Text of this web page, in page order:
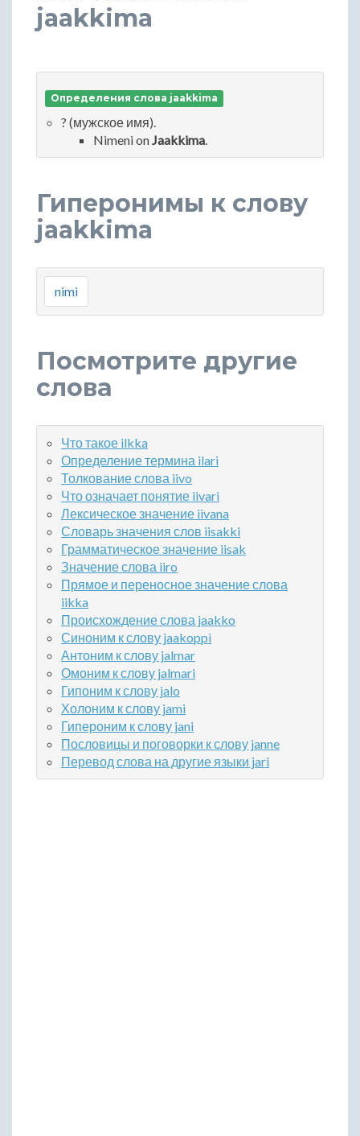
jaakkima
Определения слова jaakkima
? (мужское имя).
Nimeni onJaakkima.
Гиперонимы к слову
jaakkima
nimi
Посмотрите другие
слова
Что такое ilkka
Определение термина ilari
Толкование слова iivo
Что означает понятие iivari
Лексическое значение iivana
Словарь значения слов iisakki
Грамматическое значение iisak
Значение слова iiro
Прямое и переносное значение слова
iikka
Происхождение слова jaakko
Синоним к слову jaakoppi
Антоним к слову jalmar
Омоним к слову jalmari
Гипоним к слову jalo
Холоним к слову jami
Гипероним к слову jani
Пословицы и поговорки к слову janne
Перевод слова на другие языки jari